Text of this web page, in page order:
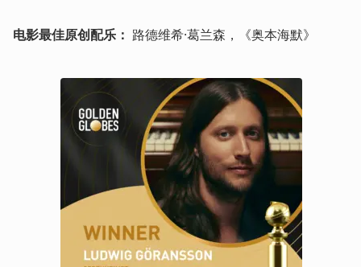
电影最佳原创配乐： 路德维希·葛兰森，《奥本海默》